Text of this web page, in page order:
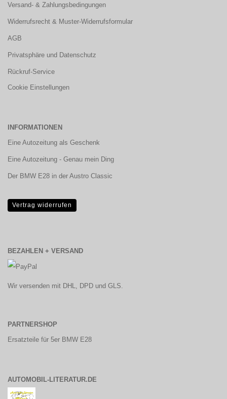
Versand- & Zahlungsbedingungen
Widerrufsrecht & Muster-Widerrufsformular
AGB
Privatsphäre und Datenschutz
Rückruf-Service
Cookie Einstellungen
INFORMATIONEN
Eine Autozeitung als Geschenk
Eine Autozeitung - Genau mein Ding
Der BMW E28 in der Austro Classic
Vertrag widerrufen
BEZAHLEN + VERSAND
Wir versenden mit DHL, DPD und GLS.
PARTNERSHOP
Ersatzteile für 5er BMW E28
AUTOMOBIL-LITERATUR.DE